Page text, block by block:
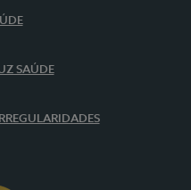
SAÚDE